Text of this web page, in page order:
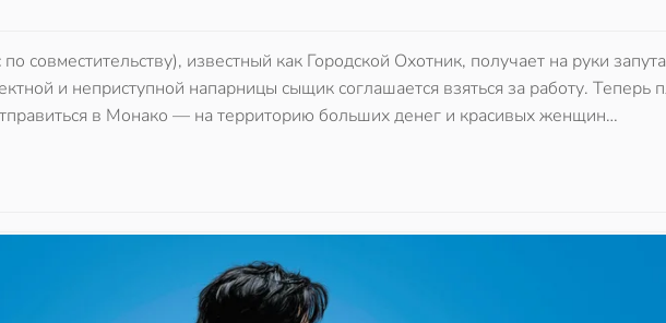
совместительству), известный как Городской Охотник, получает на руки
и неприступной напарницы сыщик соглашается взяться за работу. Теперь
в Монако — на территорию больших денег и красивых женщин…